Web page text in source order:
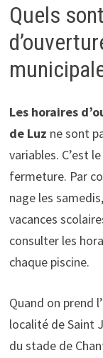
Quels
Les horaires
de Luz ne sont
variables. C’est
fermeture. Par
nage les
vacances
consulter les
chaque piscine.
Quand on prend
localité de Saint
du stade de